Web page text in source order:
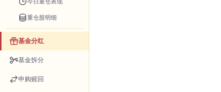
重仓股明细
基金分红
基金拆分
申购赎回